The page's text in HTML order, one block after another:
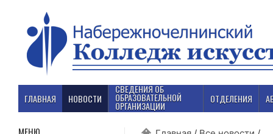
ГЛАВНАЯ НОВОСТИ
СВЕДЕНИЯ ОБ
ОБРАЗОВАТЕЛЬНОЙ
ОРГАНИЗАЦИИ
ОТДЕЛЕНИЯ